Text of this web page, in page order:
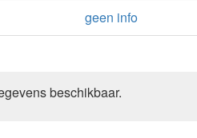
geen info
beschikbaar.